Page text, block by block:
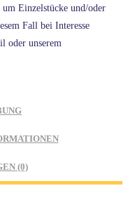
Einzelstücke und/oder
Fall bei Interesse
oder unserem
(0)